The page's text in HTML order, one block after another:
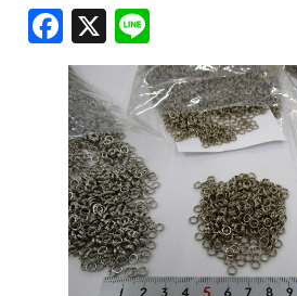
F
a
c
e
b
o
o
k
X
n
e